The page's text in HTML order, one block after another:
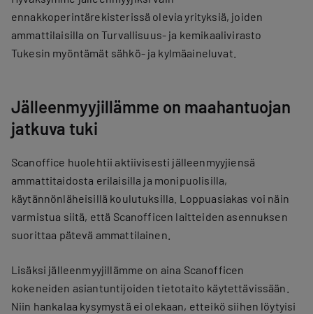
ennakkoperintärekisterissä olevia yrityksiä, joiden
ammattilaisilla on Turvallisuus- ja kemikaalivirasto
Tukesin myöntämät sähkö- ja kylmäaineluvat.
Jälleenmyyjillämme on maahantuojan
jatkuva tuki
Scanoffice huolehtii aktiivisesti jälleenmyyjiensä
ammattitaidosta erilaisilla ja monipuolisilla,
käytännönläheisillä koulutuksilla. Loppuasiakas voi näin
varmistua siitä, että Scanofficen laitteiden asennuksen
suorittaa pätevä ammattilainen.
Lisäksi jälleenmyyjillämme on aina Scanofficen
kokeneiden asiantuntijoiden tietotaito käytettävissään.
Niin hankalaa kysymystä ei olekaan, etteikö siihen löytyisi